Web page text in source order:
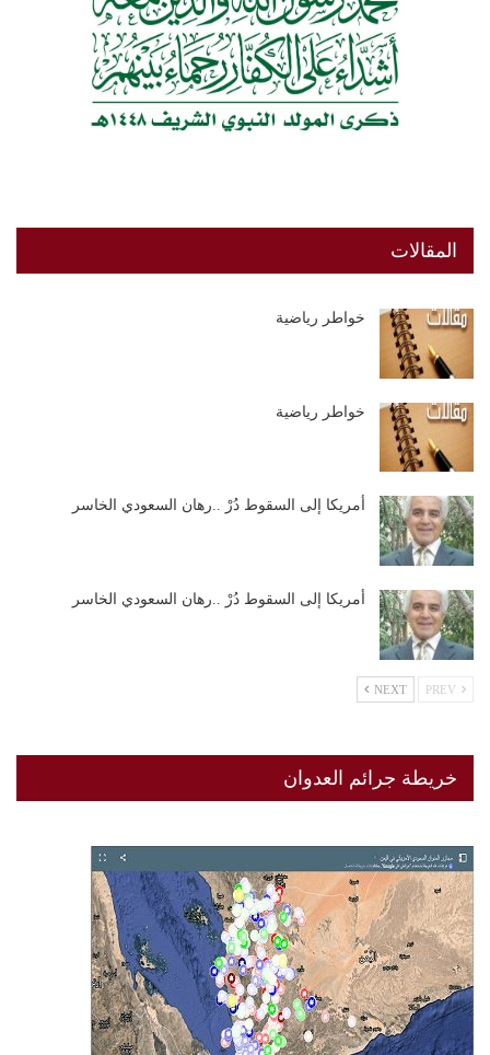
المقالات
خواطر رياضية
خواطر رياضية
أمريكا إلى السقوط دُرْ ..رهان السعودي الخاسر
أمريكا إلى السقوط دُرْ ..رهان السعودي الخاسر
NEXT
خريطة جرائم العدوان